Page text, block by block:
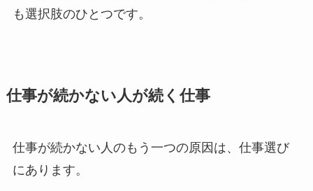
も選択肢のひとつです。
仕事が続かない人が続く仕事
仕事が続かない人のもう一つの原因は、仕事選び
にあります。